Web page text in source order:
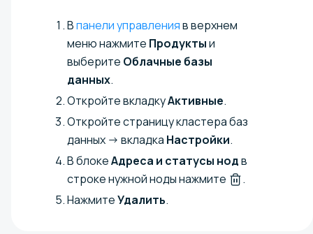
Впанели управленияв верхнем
меню нажмите Продуктыи
выберите Облачные базы
данных.
Откройте вкладкуАктивные.
Откройте страницу кластера баз
данных → вкладка Настройки.
В блокеАдреса и статусы нодв
строке нужной ноды нажмите
.
НажмитеУдалить.